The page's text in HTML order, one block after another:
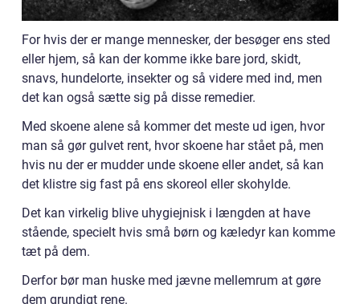
For hvis der er mange mennesker, der besøger ens sted
eller hjem, så kan der komme ikke bare jord, skidt,
snavs, hundelorte, insekter og så videre med ind, men
det kan også sætte sig på disse remedier.
Med skoene alene så kommer det meste ud igen, hvor
man så gør gulvet rent, hvor skoene har stået på, men
hvis nu der er mudder unde skoene eller andet, så kan
det klistre sig fast på ens skoreol eller skohylde.
Det kan virkelig blive uhygiejnisk i længden at have
stående, specielt hvis små børn og kæledyr kan komme
tæt på dem.
Derfor bør man huske med jævne mellemrum at gøre
dem grundigt rene.